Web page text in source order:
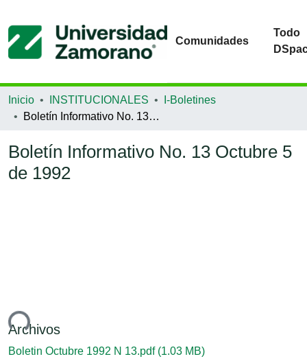
Comunidades
Todo
Inicio INSTITUCIONALES
I-Boletines
Boletín Informativo No. 13 Octubre 5 de 1992
Boletín Informativo No. 13 Octubre 5
de 1992
Archivos
Boletin Octubre 1992 N 13.pdf (1.03 MB)